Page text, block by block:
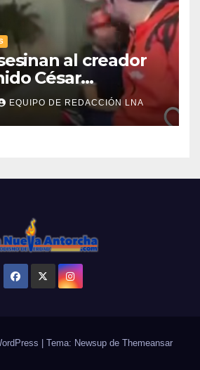
al creador
César
durante una
en vivo
EQUIPO DE REDACCIÓN LNA
| Tema: Newsup de Themeansar